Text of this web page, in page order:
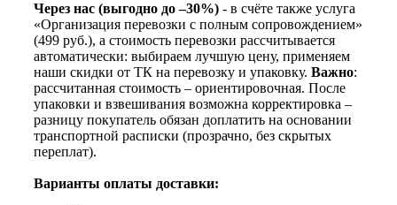
Через нас (выгодно до –30%) - в счёте также услуга
«Организация перевозки с полным сопровождением»
(499 руб.), а стоимость перевозки рассчитывается
автоматически: выбираем лучшую цену, применяем
наши скидки от ТК на перевозку и упаковку. Важно:
рассчитанная стоимость – ориентировочная. После
упаковки и взвешивания возможна корректировка –
разницу покупатель обязан доплатить на основании
транспортной расписки (прозрачно, без скрытых
переплат).
Варианты оплаты доставки: